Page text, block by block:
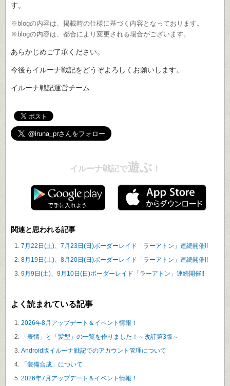
す。
※blogの内容は、掲載時の仕様に基づく内容となっております。
※blogの内容は、都合により変更される場合がございます。
あらかじめご了承ください。
今後もイルーナ戦記をどうぞよろしくお願いします。
イルーナ戦記運営チーム
イルーナ戦記で遊ぶ
関連と思われる記事
7月22日(土)、7月23日(日)ボーダーレイド「ラーアトン」連続開催!!
8月19日(土)、8月20日(日)ボーダーレイド「ラーアトン」連続開催!!
9月9日(土)、9月10日(日)ボーダーレイド「ラーアトン」連続開催!!
よく読まれている記事
2026年8月アップデート＆イベント情報！
「表情」と「髪型」の一覧を作りました！～改訂第3版～
Android版イルーナ戦記でのアカウント管理について
「装備合成」について
2026年7月アップデート＆イベント情報！